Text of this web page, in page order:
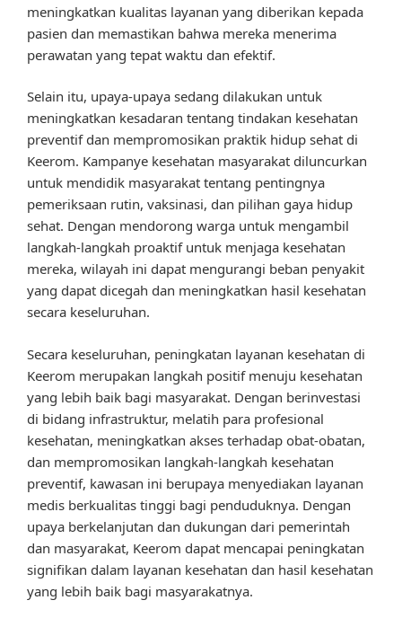
meningkatkan kualitas layanan yang diberikan kepada
pasien dan memastikan bahwa mereka menerima
perawatan yang tepat waktu dan efektif.
Selain itu, upaya-upaya sedang dilakukan untuk
meningkatkan kesadaran tentang tindakan kesehatan
preventif dan mempromosikan praktik hidup sehat di
Keerom. Kampanye kesehatan masyarakat diluncurkan
untuk mendidik masyarakat tentang pentingnya
pemeriksaan rutin, vaksinasi, dan pilihan gaya hidup
sehat. Dengan mendorong warga untuk mengambil
langkah-langkah proaktif untuk menjaga kesehatan
mereka, wilayah ini dapat mengurangi beban penyakit
yang dapat dicegah dan meningkatkan hasil kesehatan
secara keseluruhan.
Secara keseluruhan, peningkatan layanan kesehatan di
Keerom merupakan langkah positif menuju kesehatan
yang lebih baik bagi masyarakat. Dengan berinvestasi
di bidang infrastruktur, melatih para profesional
kesehatan, meningkatkan akses terhadap obat-obatan,
dan mempromosikan langkah-langkah kesehatan
preventif, kawasan ini berupaya menyediakan layanan
medis berkualitas tinggi bagi penduduknya. Dengan
upaya berkelanjutan dan dukungan dari pemerintah
dan masyarakat, Keerom dapat mencapai peningkatan
signifikan dalam layanan kesehatan dan hasil kesehatan
yang lebih baik bagi masyarakatnya.